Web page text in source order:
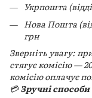
Укрпошта
Нова Пошта
грн
Зверніть увагу:
стягує комісію —
комісію оплачує
💳Зручні